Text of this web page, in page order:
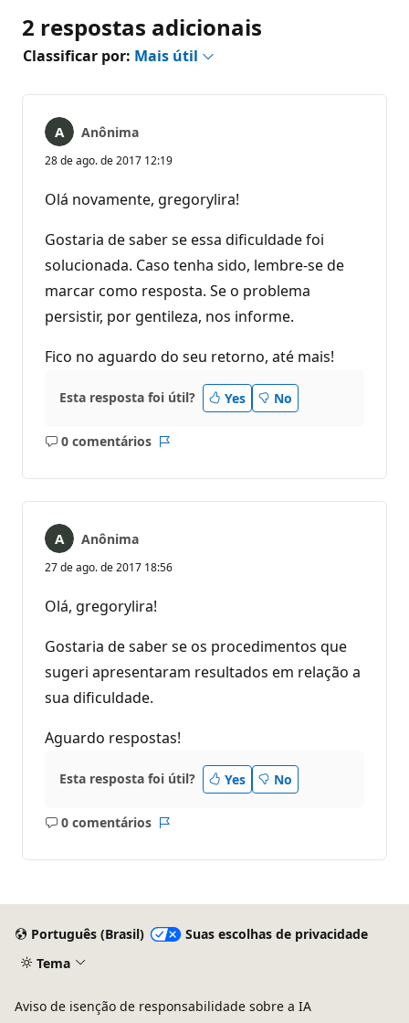
2 respostas adicionais
Classificar por: Mais útil
Anônima
28 de ago. de 2017 12:19
Olá novamente, gregorylira!
Gostaria de saber se essa dificuldade foi
solucionada. Caso tenha sido, lembre-se de
marcar como resposta. Se o problema
persistir, por gentileza, nos informe.
Fico no aguardo do seu retorno, até mais!
Esta resposta foi útil? Yes No
0 comentários
Sem
Anônima
27 de ago. de 2017 18:56
Olá, gregorylira!
Gostaria de saber se os procedimentos que
sugeri apresentaram resultados em relação a
sua dificuldade.
Aguardo respostas!
Esta resposta foi útil? Yes No
0 comentários
Sem
Português (Brasil)
Suas escolhas de privacidade
Tema
Aviso de isenção de responsabilidade sobre a IA